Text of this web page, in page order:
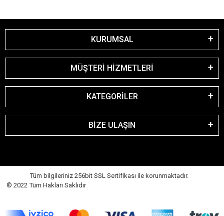
KURUMSAL
MÜŞTERİ HİZMETLERİ
KATEGORİLER
BİZE ULAŞIN
Tüm bilgileriniz 256bit SSL Sertifikası ile korunmaktadır.
© 2022 Tüm Hakları Saklıdır